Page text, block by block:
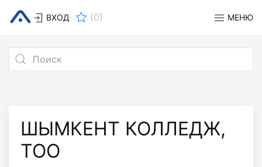
ВХОД (0) МЕНЮ
ШЫМКЕНТ КОЛЛЕДЖ,
ТОО